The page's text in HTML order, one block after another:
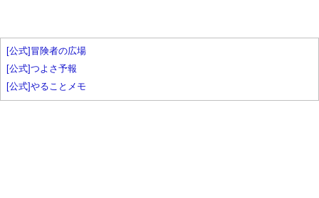
[公式]冒険者の広場
[公式]つよさ予報
[公式]やることメモ